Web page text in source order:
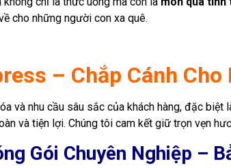
cho những người con xa quê.
– Chắp Cánh
và nhu cầu sâu sắc của khách hàng, đặc
và tiện lợi. Chúng tôi cam kết giữ trọn vẹn
Gói Chuyên Nghiệp –